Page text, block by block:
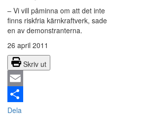
– Vi vill påminna om att det inte
finns riskfria kärnkraftverk, sade
en av demonstranterna.
26 april 2011
Skriv ut
Email
Dela